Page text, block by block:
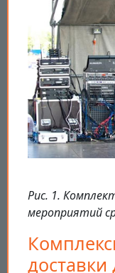
Рис. 1.
мероприятий